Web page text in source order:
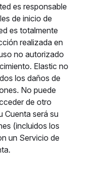
es responsable
de inicio de
es totalmente
realizada en
no autorizado
Elastic no
los daños de
No puede
de otro
Cuenta será su
(incluidos los
un Servicio de